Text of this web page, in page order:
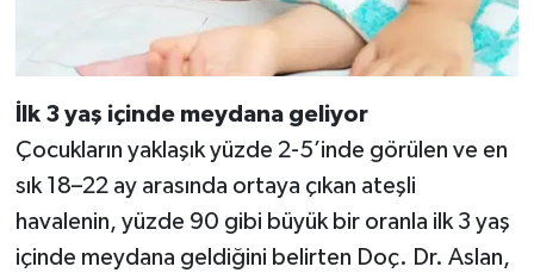
İlk 3 yaş içinde meydana geliyor
Çocukların yaklaşık yüzde 2-5’inde görülen ve en
sık 18–22 ay arasında ortaya çıkan ateşli
havalenin, yüzde 90 gibi büyük bir oranla ilk 3 yaş
içinde meydana geldiğini belirten Doç. Dr. Aslan,